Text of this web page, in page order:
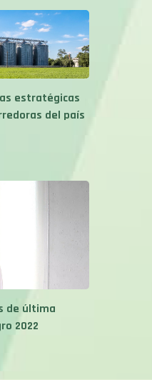
estratégicas
del país
de última
2022